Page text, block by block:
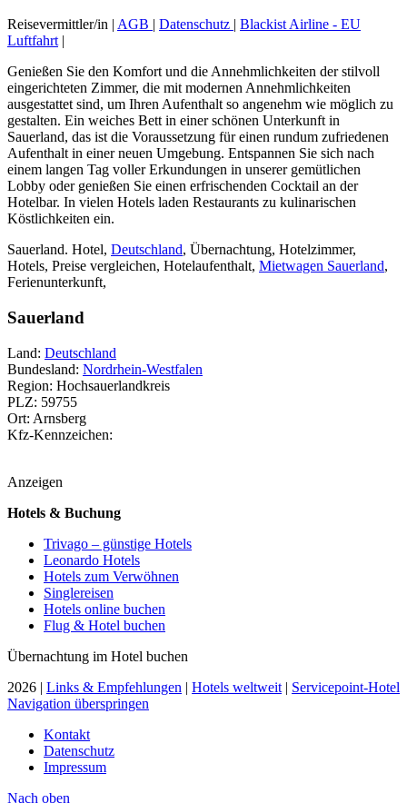
Reisevermittler/in | AGB | Datenschutz | Blackist Airline - EU
Luftfahrt |
Genießen Sie den Komfort und die Annehmlichkeiten der stilvoll
eingerichteten Zimmer, die mit modernen Annehmlichkeiten
ausgestattet sind, um Ihren Aufenthalt so angenehm wie möglich zu
gestalten. Ein weiches Bett in einer schönen Unterkunft in
Sauerland, das ist die Voraussetzung für einen rundum zufriedenen
Aufenthalt in einer neuen Umgebung. Entspannen Sie sich nach
einem langen Tag voller Erkundungen in unserer gemütlichen
Lobby oder genießen Sie einen erfrischenden Cocktail an der
Hotelbar. In vielen Hotels laden Restaurants zu kulinarischen
Köstlichkeiten ein.
Sauerland. Hotel, Deutschland, Übernachtung, Hotelzimmer,
Hotels, Preise vergleichen, Hotelaufenthalt, Mietwagen Sauerland,
Ferienunterkunft,
Sauerland
Land: Deutschland
Bundesland: Nordrhein-Westfalen
Region: Hochsauerlandkreis
PLZ: 59755
Ort: Arnsberg
Kfz-Kennzeichen:
Anzeigen
Hotels & Buchung
Trivago – günstige Hotels
Leonardo Hotels
Hotels zum Verwöhnen
Singlereisen
Hotels online buchen
Flug & Hotel buchen
Übernachtung im Hotel buchen
2026 | Links & Empfehlungen | Hotels weltweit | Servicepoint-Hotel
Navigation überspringen
Kontakt
Datenschutz
Impressum
Nach oben